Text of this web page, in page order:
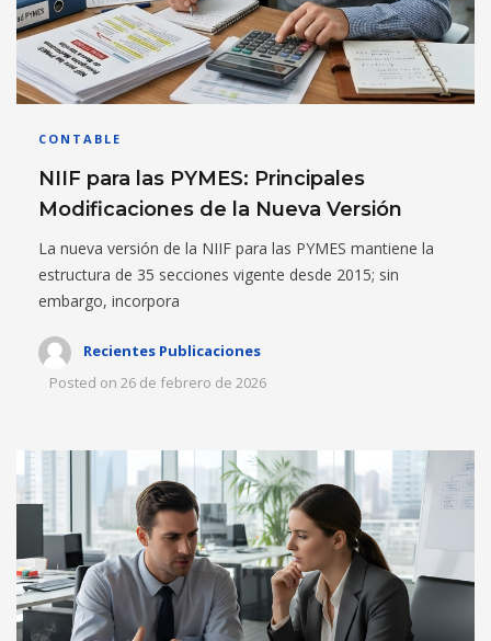
CONTABLE
NIIF para las PYMES: Principales
Modificaciones de la Nueva Versión
La nueva versión de la NIIF para las PYMES mantiene la
estructura de 35 secciones vigente desde 2015; sin
embargo, incorpora
Recientes Publicaciones
Posted on 26 de febrero de 2026